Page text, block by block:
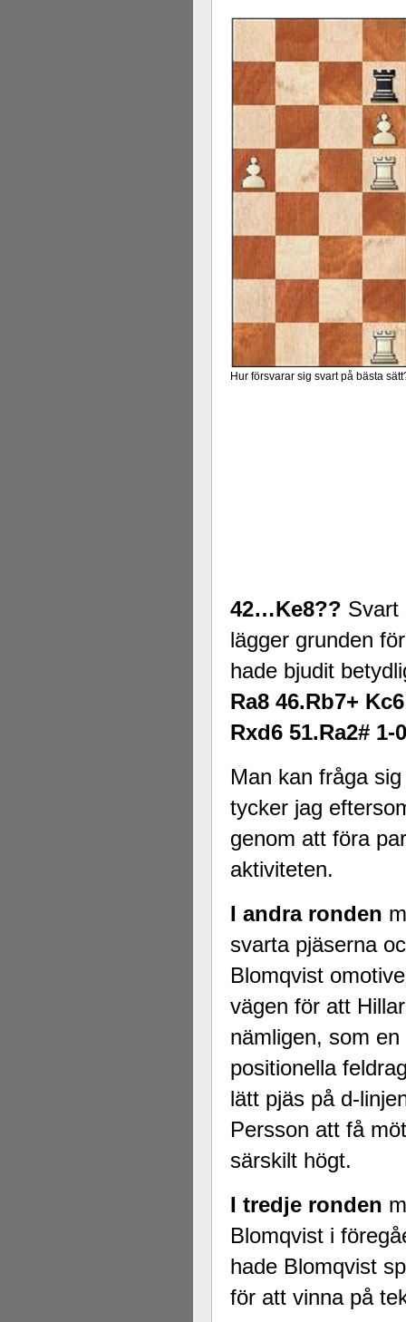
Hur försvarar sig svart på bästa
42…Ke8?? Svart
lägger grunden
hade bjudit
Ra8 46.Rb7+
Rxd6 51.Ra2# 1-0
Man kan fråga
tycker jag
genom att föra
aktiviteten.
I andra ronden
svarta pjäserna
Blomqvist
vägen för att
nämligen, som
positionella
lätt pjäs på d-
Persson att få
särskilt högt.
I tredje ronden
Blomqvist i
hade Blomqvist
för att vinna på